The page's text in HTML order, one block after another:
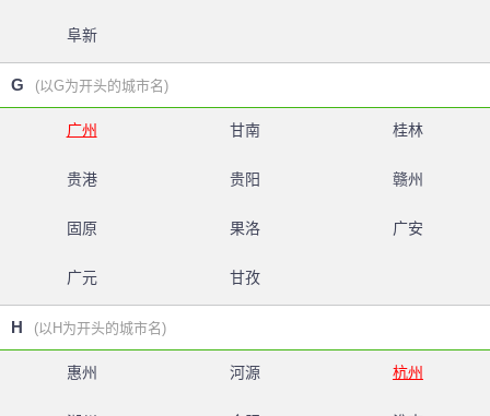
阜新
G (以G为开头的城市名)
广州 甘南 桂林
贵港 贵阳 赣州
固原 果洛 广安
广元 甘孜
H (以H为开头的城市名)
惠州 河源 杭州